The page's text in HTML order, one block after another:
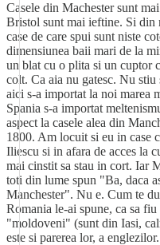
Casele din Machester sunt
Bristol sunt mai ieftine. Si din
case de care spui sunt niste
dimensiunea baii mari de la
un blat cu o plita si un cuptor
colt. Ca aia nu gatesc. Nu stiu
aici s-a importat la noi marea
Spania s-a importat
aspect la casele alea din
1800. Am locuit si eu in case
Iliescu si in afara de acces la
mai cinstit sa stau in cort. Iar
toti din lume spun "Ba, daca
Manchester". Nu e. Cum te
Romania le-ai spune, ca sa
"moldoveni" (sunt din Iasi,
este si parerea lor, a englezilor.